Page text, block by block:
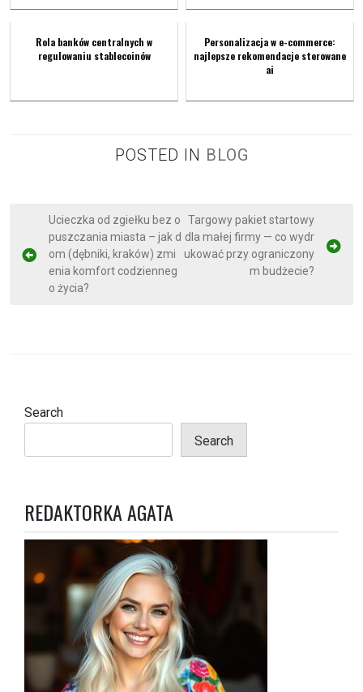
Rola banków centralnych w
regulowaniu stablecoinów
Personalizacja w e-commerce:
najlepsze rekomendacje sterowane
ai
POSTED IN BLOG
o
s
g
t
o
n
Ucieczka od zgiełku bez o
puszczania miasta – jak d
om (dębniki, kraków) zmi
enia komfort codzienneg
o życia?
Targowy pakiet startowy
dla małej firmy — co wydr
ukować przy ograniczony
m budżecie?
Search
Search
REDAKTORKA AGATA